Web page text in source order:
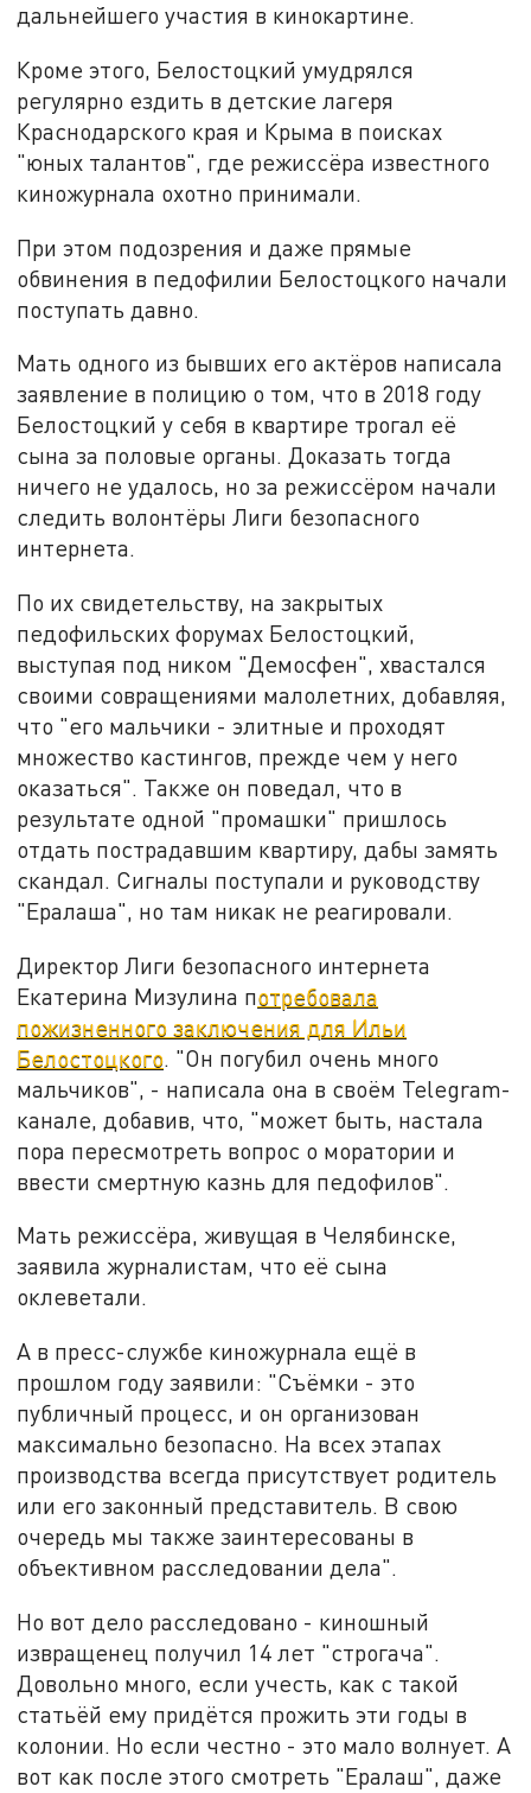
дальнейшего участия в кинокартине.
Кроме этого, Белостоцкий умудрялся
регулярно ездить в детские лагеря
Краснодарского края и Крыма в поисках
"юных талантов", где режиссёра известного
киножурнала охотно принимали.
При этом подозрения и даже прямые
обвинения в педофилии Белостоцкого начали
поступать давно.
Мать одного из бывших его актёров написала
заявление в полицию о том, что в 2018 году
Белостоцкий у себя в квартире трогал её
сына за половые органы. Доказать тогда
ничего не удалось, но за режиссёром начали
следить волонтёры Лиги безопасного
интернета.
По их свидетельству, на закрытых
педофильских форумах Белостоцкий,
выступая под ником "Демосфен", хвастался
своими совращениями малолетних, добавляя,
что "его мальчики - элитные и проходят
множество кастингов, прежде чем у него
оказаться". Также он поведал, что в
результате одной "промашки" пришлось
отдать пострадавшим квартиру, дабы замять
скандал. Сигналы поступали и руководству
"Ералаша", но там никак не реагировали.
Директор Лиги безопасного интернета
Екатерина Мизулина потребовала
пожизненного заключения для Ильи
Белостоцкого . "Он погубил очень много
мальчиков", - написала она в своём Telegram-
канале, добавив, что, "может быть, настала
пора пересмотреть вопрос о моратории и
ввести смертную казнь для педофилов".
Мать режиссёра, живущая в Челябинске,
заявила журналистам, что её сына
оклеветали.
А в пресс-службе киножурнала ещё в
прошлом году заявили: "Съёмки - это
публичный процесс, и он организован
максимально безопасно. На всех этапах
производства всегда присутствует родитель
или его законный представитель. В свою
очередь мы также заинтересованы в
объективном расследовании дела".
Но вот дело расследовано - киношный
извращенец получил 14 лет "строгача".
Довольно много, если учесть, как с такой
статьёй ему придётся прожить эти годы в
колонии. Но если честно - это мало волнует. А
вот как после этого смотреть "Ералаш", даже